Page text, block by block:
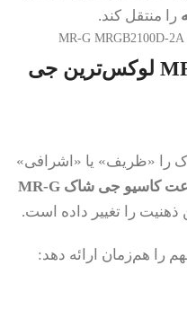
را منتقل کند.
آیا MR-G MRGB2100D-2A لوکس‌ترین جی
را «ظریف» یا «اشرافی»
کاسیو جی شاک MR-G
ذهنیت را تغییر داده است.
را هم‌زمان ارائه دهد: